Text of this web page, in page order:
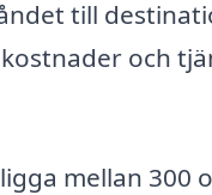
till
och
mellan 300